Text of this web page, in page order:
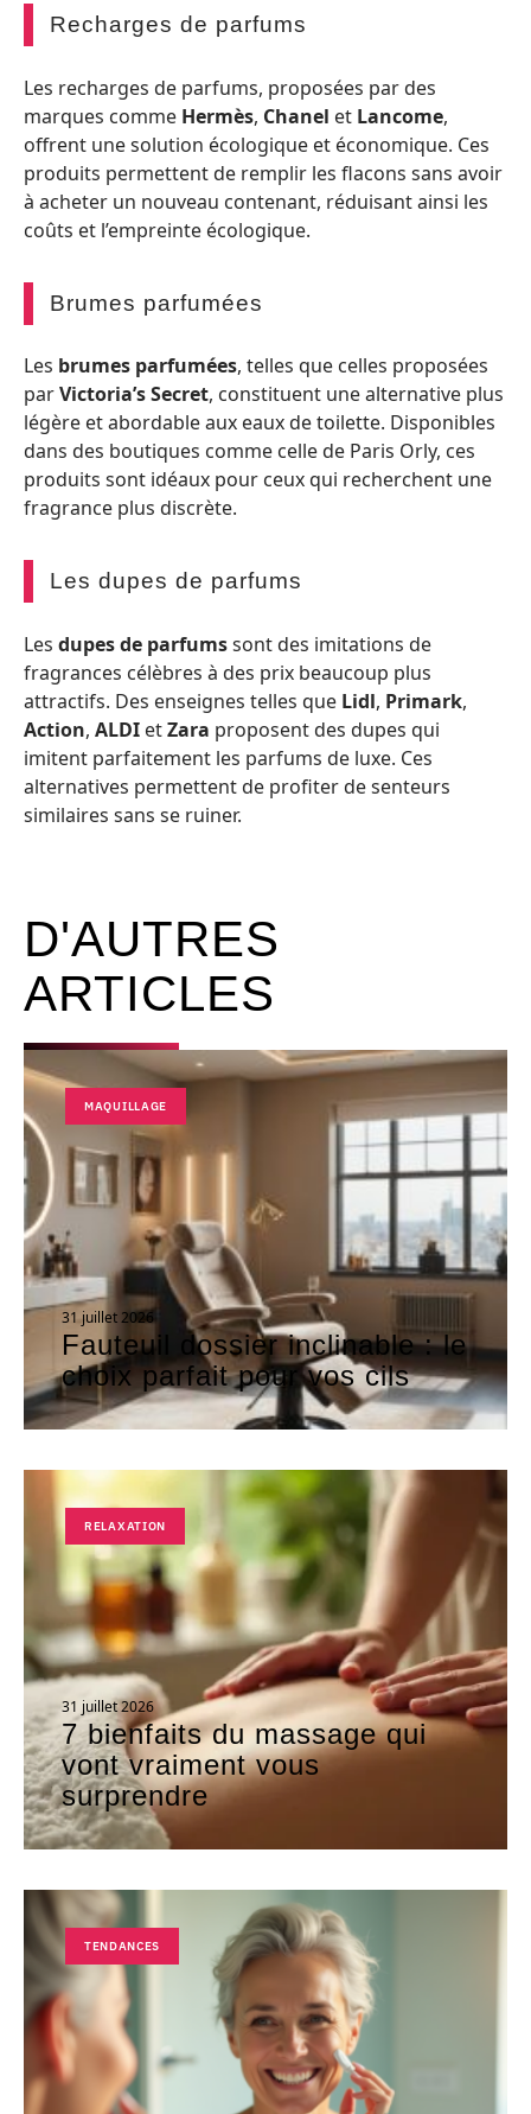
Recharges de parfums
Les recharges de parfums, proposées par des
marques comme Hermès, Chanel et Lancome,
offrent une solution écologique et économique. Ces
produits permettent de remplir les flacons sans avoir
à acheter un nouveau contenant, réduisant ainsi les
coûts et l’empreinte écologique.
Brumes parfumées
Les brumes parfumées, telles que celles proposées
parVictoria’s Secret, constituent une alternative plus
légère et abordable aux eaux de toilette. Disponibles
dans des boutiques comme celle de Paris Orly, ces
produits sont idéaux pour ceux qui recherchent une
fragrance plus discrète.
Les dupes de parfums
Les dupes de parfumssont des imitations de
fragrances célèbres à des prix beaucoup plus
attractifs. Des enseignes telles que Lidl, Primark,
Action, ALDI etZara proposent des dupes qui
imitent parfaitement les parfums de luxe. Ces
alternatives permettent de profiter de senteurs
similaires sans se ruiner.
D'AUTRES
ARTICLES
MAQUILLAGE
31 juillet 2026
Fauteuil dossier inclinable : le
choix parfait pour vos cils
RELAXATION
31 juillet 2026
7 bienfaits du massage qui
vont vraiment vous
surprendre
TENDANCES